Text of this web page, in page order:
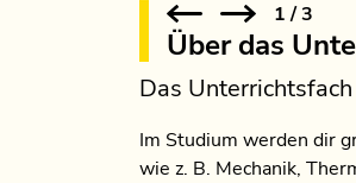
1/3
Über das
Das
Im Studium werden dir
wie z. B. Mechanik,